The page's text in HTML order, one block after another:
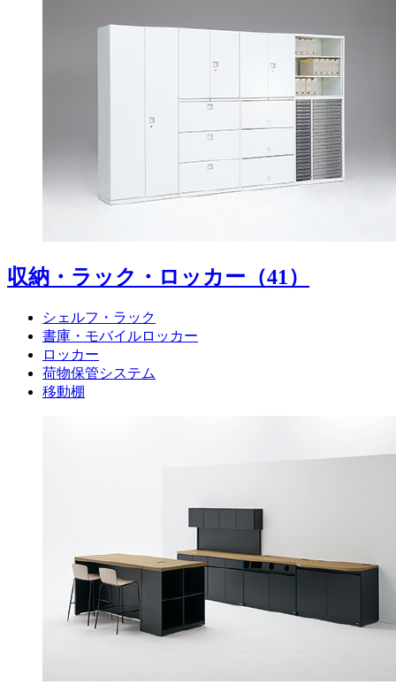
収納・ラック・ロッカー （41）
シェルフ・ラック
書庫・モバイルロッカー
ロッカー
荷物保管システム
移動棚